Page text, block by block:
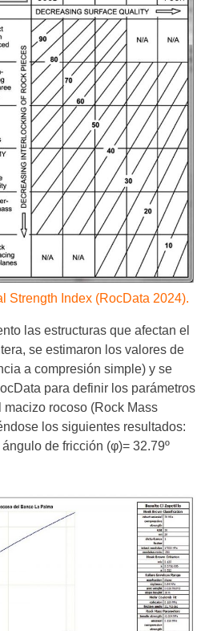
Strength Index (RocData 2024).
las estructuras que afectan el
se estimaron los valores de
a compresión simple) y se
para definir los parámetros
rocoso (Rock Mass
los siguientes resultados:
de fricción (φ)= 32.79º